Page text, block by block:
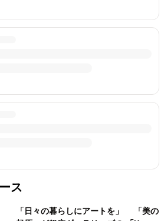
ス
「日々の暮らしにアートを」 「美の